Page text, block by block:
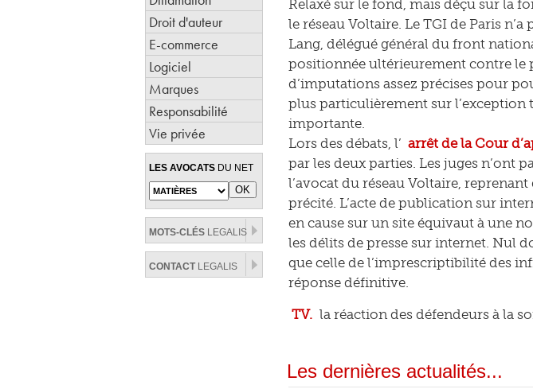
Droit d'auteur
E-commerce
Logiciel
Marques
Responsabilité
Vie privée
LES AVOCATS DU NET
MOTS-CLÉS LEGALIS
CONTACTLEGALIS
Relaxé sur le fond, mais déçu sur la
le réseau Voltaire. Le TGI de Paris
Lang, délégué général du front
positionnée ultérieurement contre le
d’imputations assez précises pour
plus particulièrement sur l’exception
importante.
Lors des débats, l’ arrêt de la Cour
par les deux parties. Les juges n’ont
l’avocat du réseau Voltaire,
précité. L’acte de publication sur
en cause sur un site équivaut à une
les délits de presse sur internet. Nul
que celle de l’imprescriptibilité des
réponse définitive.
TV. la réaction des défendeurs à la
Les dernières actualités...